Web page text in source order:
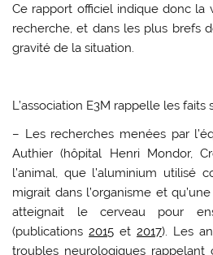
Ce rapport officiel indique donc la
recherche, et dans les plus brefs
gravité de la situation.
L’association E3M rappelle les faits
– Les recherches menées par
Authier (hôpital Henri Mondor,
l’animal, que l’aluminium utilisé
migrait dans l’organisme et
atteignait le cerveau pour
(publications2015 et2017). Les
troubles neurologiques